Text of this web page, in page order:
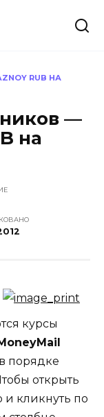
RUB НА
—
на
курсы
порядке
открыть
кликнуть по